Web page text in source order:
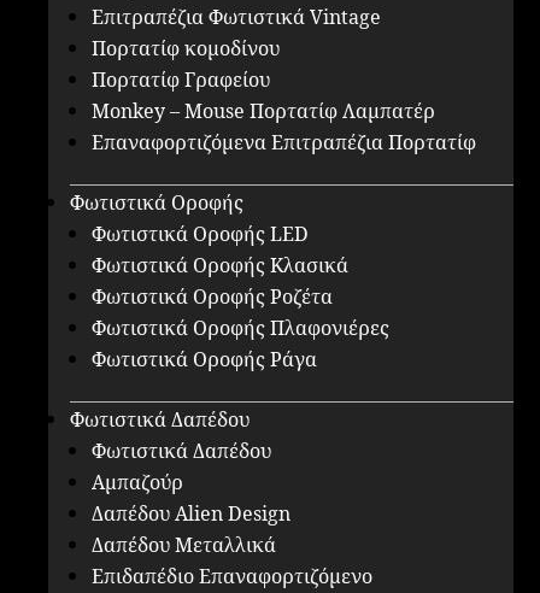
Επιτραπέζια Φωτιστικά Vintage
Πορτατίφ κομοδίνου
Πορτατίφ Γραφείου
Monkey – Mouse Πορτατίφ Λαμπατέρ
Επαναφορτιζόμενα Επιτραπέζια Πορτατίφ
Φωτιστικά Οροφής
Φωτιστικά Οροφής LED
Φωτιστικά Οροφής Κλασικά
Φωτιστικά Οροφής Ροζέτα
Φωτιστικά Οροφής Πλαφονιέρες
Φωτιστικά Οροφής Ράγα
Φωτιστικά Δαπέδου
Φωτιστικά Δαπέδου
Αμπαζούρ
Δαπέδου Alien Design
Δαπέδου Μεταλλικά
Επιδαπέδιο Επαναφορτιζόμενο